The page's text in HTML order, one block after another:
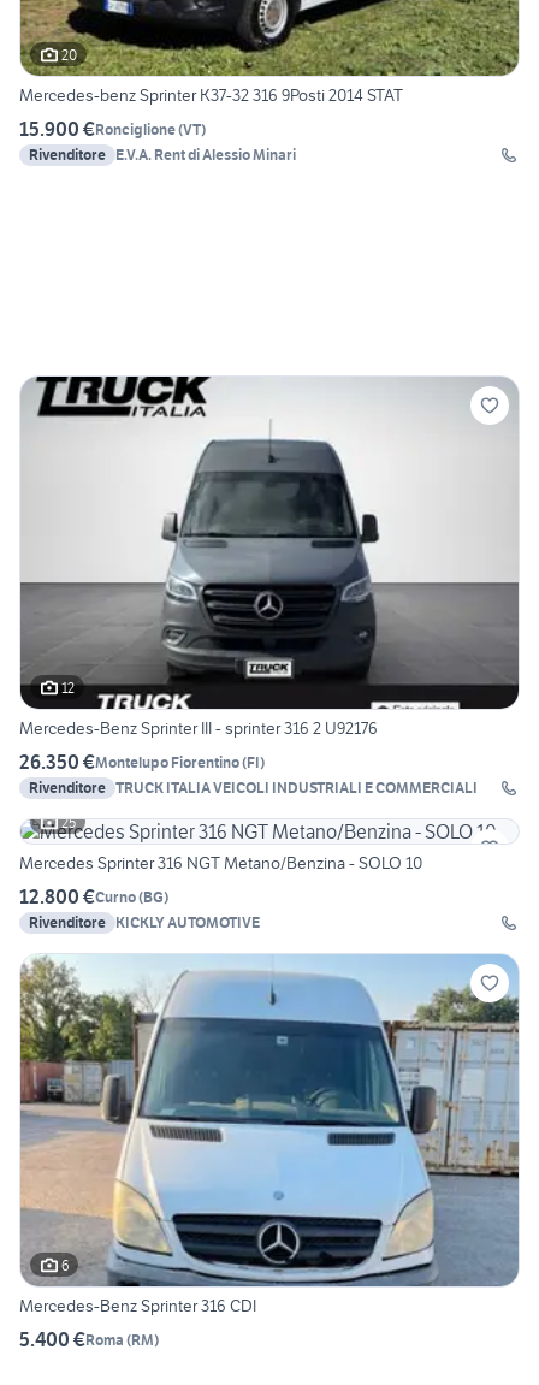
20
Mercedes-benz Sprinter K37-32 316 9Posti 2014 STAT
15.900 €Ronciglione(VT)
Rivenditore E.V.A. Rent di Alessio Minari
12
Mercedes-Benz Sprinter III - sprinter 316 2 U92176
26.350 €Montelupo Fiorentino(FI)
Rivenditore TRUCK ITALIA VEICOLI INDUSTRIALI E COMMERCIALI
25
Mercedes Sprinter 316 NGT Metano/Benzina - SOLO 10
12.800 €Curno(BG)
Rivenditore KICKLY AUTOMOTIVE
6
Mercedes-Benz Sprinter 316 CDI
5.400 €Roma (RM)